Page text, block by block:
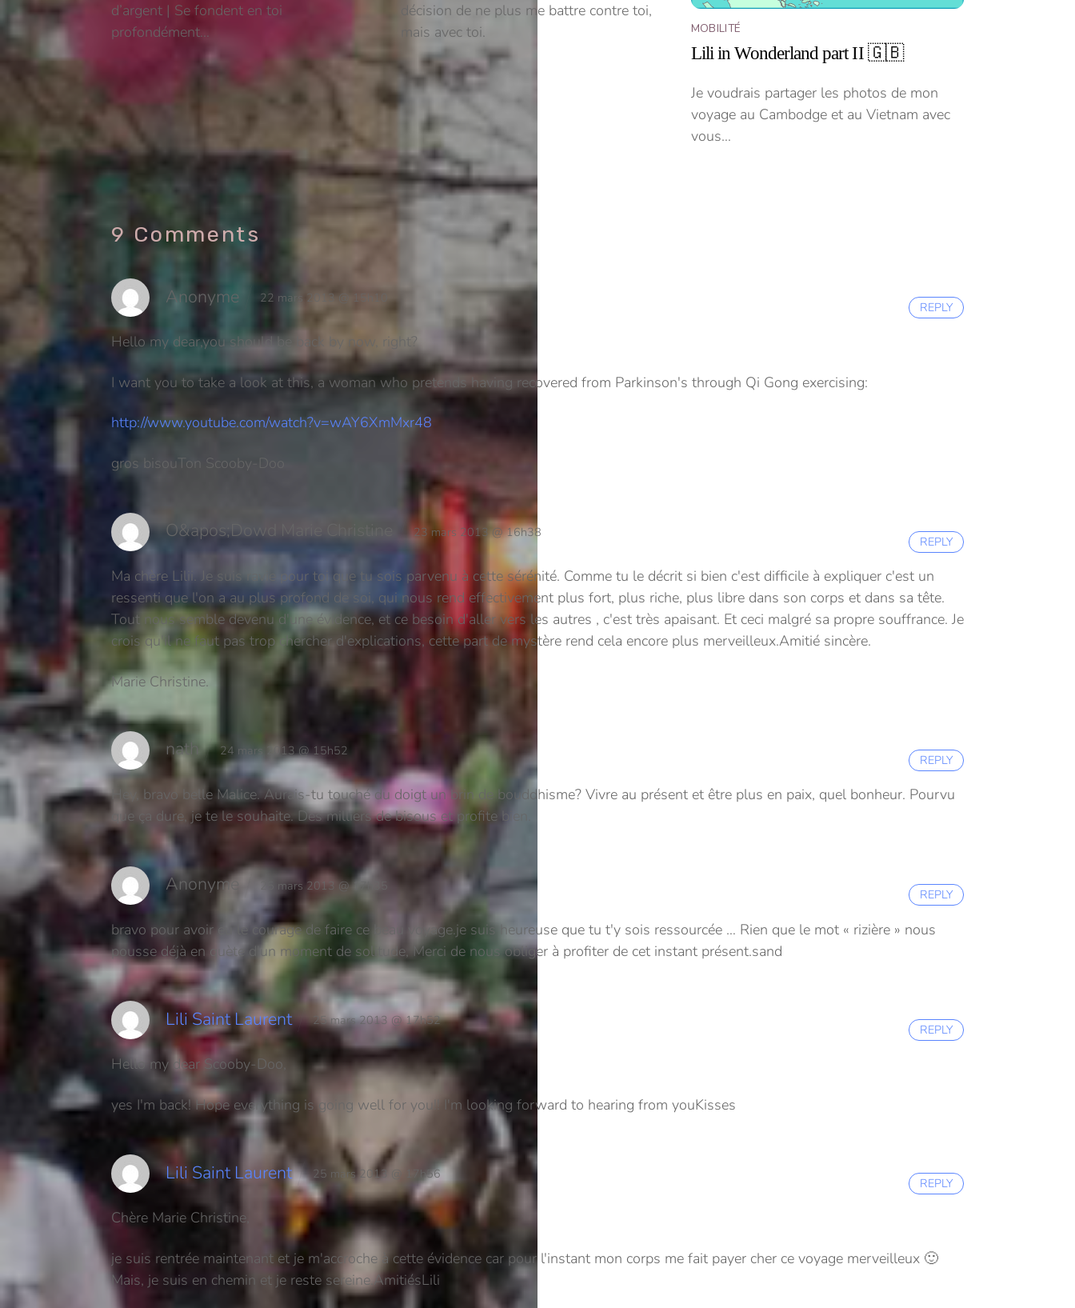
d’argent | Se fondent en toi
profondément…
décision de ne plus me battre contre toi,
mais avec toi.
MOBILITÉ
Lili in Wonderland part II 🇬🇧
Je voudrais partager les photos de mon
voyage au Cambodge et au Vietnam avec
vous…
9 Comments
Anonyme 22 mars 2013 @ 15h10
Hello my dear,you should be back by now, right?
I want you to take a look at this, a woman who pretends having recovered from Parkinson's through Qi Gong exercising:
http://www.youtube.com/watch?v=wAY6XmMxr48
gros bisouTon Scooby-Doo
REPLY
O&apos;Dowd Marie Christine 23 mars 2013 @ 16h38
Ma chère Lilii. Je suis ravie pour toi que tu sois parvenu à cette sérénité. Comme tu le décrit si bien c'est difficile à expliquer c'est un
ressenti que l'on a au plus profond de soi, qui nous rend effectivement plus fort, plus riche, plus libre dans son corps et dans sa tête.
Tout nous semble devenu d'une évidence, et ce besoin d'aller vers les autres , c'est très apaisant. Et ceci malgré sa propre souffrance. Je
crois qu'il ne faut pas trop chercher d'explications, cette part de mystère rend cela encore plus merveilleux.Amitié sincère.
Marie Christine.
REPLY
nath 24 mars 2013 @ 15h52
Hey, bravo belle Malice. Aurais-tu touché du doigt un brin de bouddhisme? Vivre au présent et être plus en paix, quel bonheur. Pourvu
que ça dure, je te le souhaite. Des milliers de bisous et profite bien.
REPLY
Anonyme 25 mars 2013 @ 17h35
bravo pour avoir eu le courage de faire ce beau voyage.je suis heureuse que tu t'y sois ressourcée … Rien que le mot « rizière » nous
pousse déjà en quète d'un moment de solitude,Merci de nous obliger à profiter de cet instant présent.sand
REPLY
Lili Saint Laurent 25 mars 2013 @ 17h52
Hello my dear Scooby-Doo,
yes I'm back! Hope everything is going well for you!! I'm looking forward to hearing from youKisses
REPLY
Lili Saint Laurent 25 mars 2013 @ 17h56
Chère Marie Christine,
je suis rentrée maintenant et je m'accroche à cette évidence car pour l'instant mon corps me fait payer cher ce voyage merveilleux 🙂
Mais, je suis en chemin et je reste sereine.AmitiésLili
REPLY